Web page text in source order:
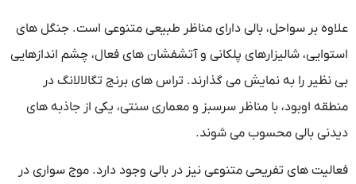
علاوه بر سواحل، بالی دارای مناظر طبیعی متنوعی است. جنگل های
استوایی، شالیزارهای پلکانی و آتشفشان های فعال، چشم اندازهایی
بی نظیر را به نمایش می گذارند. تراس های برنج تگالالانگ در
منطقه اوبود، با مناظر سرسبز و معماری سنتی، یکی از جاذبه های
دیدنی بالی محسوب می شوند.
فعالیت های تفریحی متنوعی نیز در بالی وجود دارد. موج سواری در